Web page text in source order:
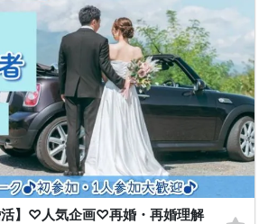
活】♡人気企画♡再婚・再婚理解